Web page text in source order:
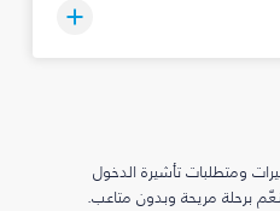
ومتطلبات تأشيرة الدخول
برحلة مريحة وبدون متاعب.